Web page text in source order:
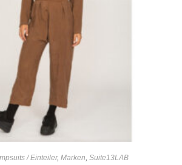
/ Einteiler, Marken Suite13LAB